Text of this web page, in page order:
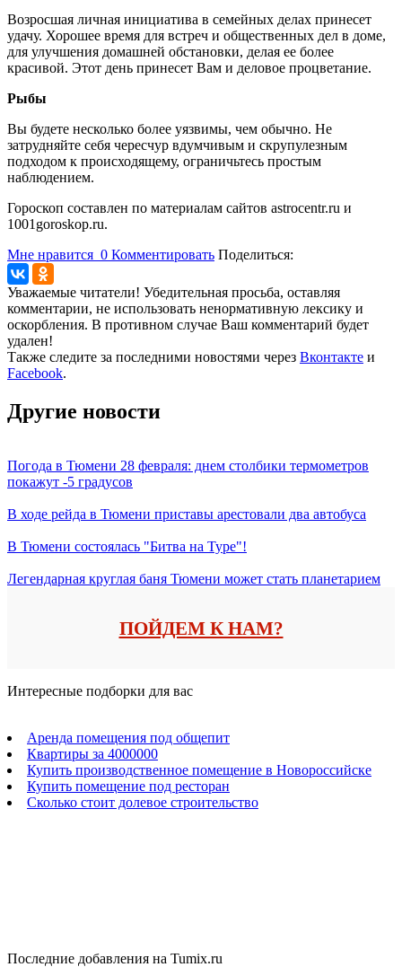
Возросшая личная инициатива в семейных делах принесет
удачу. Хорошее время для встреч и общественных дел в доме,
для улучшения домашней обстановки, делая ее более
красивой. Этот день принесет Вам и деловое процветание.
Рыбы
Вы будете несколько более уязвимы, чем обычно. Не
затрудняйте себя чересчур вдумчивым и скрупулезным
подходом к происходящему, ограничьтесь простым
наблюдением.
Гороскоп составлен по материалам сайтов astrocentr.ru и
1001goroskop.ru.
Мне нравится 0 Комментировать Поделиться:
Уважаемые читатели! Убедительная просьба, оставляя
комментарии, не использовать ненормативную лексику и
оскорбления. В противном случае Ваш комментарий будет
удален!
Также следите за последними новостями через Вконтакте и
Facebook.
Другие новости
Погода в Тюмени 28 февраля: днем столбики термометров
покажут -5 градусов
В ходе рейда в Тюмени приставы арестовали два автобуса
В Тюмени состоялась "Битва на Туре"!
Легендарная круглая баня Тюмени может стать планетарием
ПОЙДЕМ К НАМ?
Интересные подборки для вас
Аренда помещения под общепит
Квартиры за 4000000
Купить производственное помещение в Новороссийске
Купить помещение под ресторан
Сколько стоит долевое строительство
Последние добавления на Tumix.ru